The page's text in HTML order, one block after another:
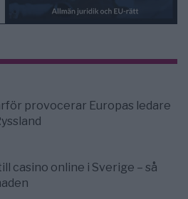
provocerar Europas ledare
casino online i Sverige – så